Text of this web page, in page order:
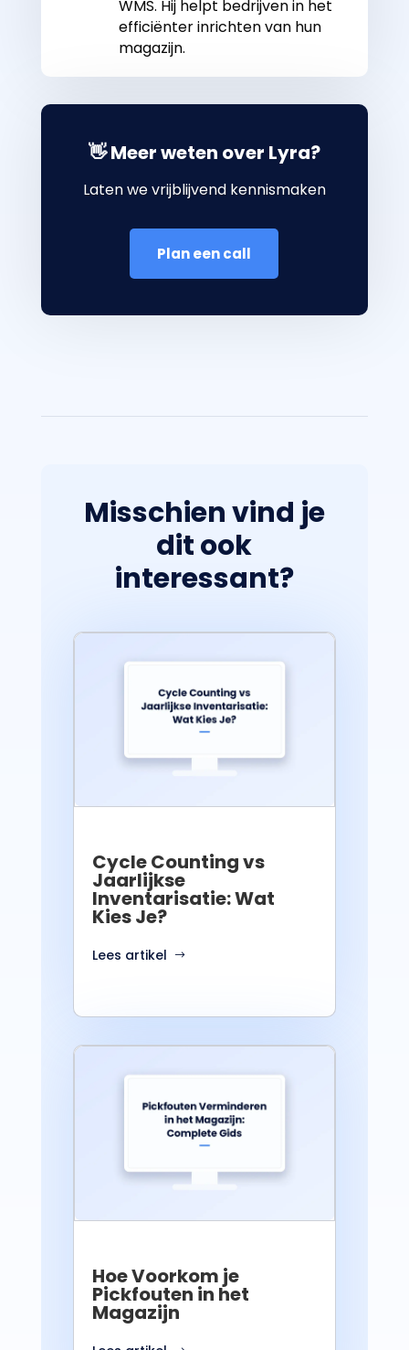
WMS. Hij helpt bedrijven in het
efficiënter inrichten van hun
magazijn.
👋 Meer weten over Lyra?
Laten we vrijblijvend kennismaken
Plan een call
Misschien vind je
dit ook
interessant?
Cycle Counting vs
Jaarlijkse
Inventarisatie: Wat
Kies Je?
Lees artikel
Hoe Voorkom je
Pickfouten in het
Magazijn